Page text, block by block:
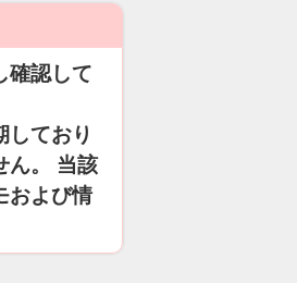
確認して
しており
ん。 当該
および情